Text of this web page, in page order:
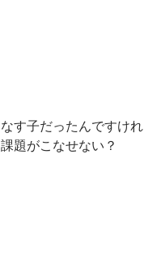
す子だったんですけれ
題がこなせない？